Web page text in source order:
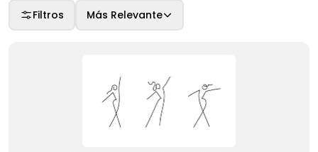
Filtros Más Relevante